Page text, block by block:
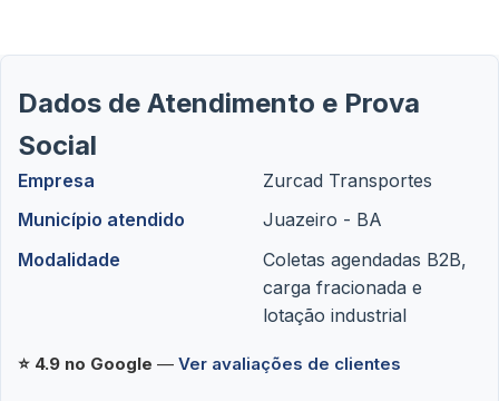
Dados de Atendimento e Prova
Social
Empresa
Zurcad Transportes
Município atendido
Juazeiro - BA
Modalidade
Coletas agendadas B2B,
carga fracionada e
lotação industrial
⭐ 4.9 no Google — Ver avaliações de clientes